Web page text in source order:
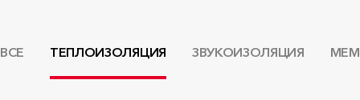
ВСЕ ТЕПЛОИЗОЛЯЦИЯ ЗВУКОИЗОЛЯЦИЯ